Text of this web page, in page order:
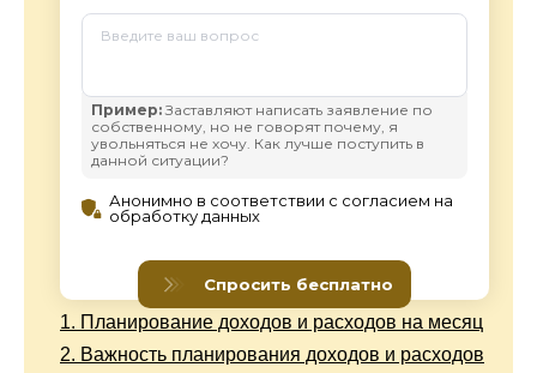
1. Планирование доходов и расходов на месяц
2. Важность планирования доходов и расходов